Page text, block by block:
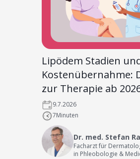
Lipödem Stadien
Kostenübernahme:
zur Therapie ab
9.7.2026
7Minuten
Dr. med. Stefan
Facharzt für
in Phleobologie &